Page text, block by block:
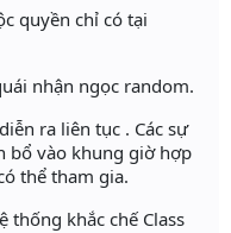
quyền chỉ có tại
nhận ngọc random.
ra liên tục . Các sự
bổ vào khung giờ hợp
thể tham gia.
thống khắc chế Class